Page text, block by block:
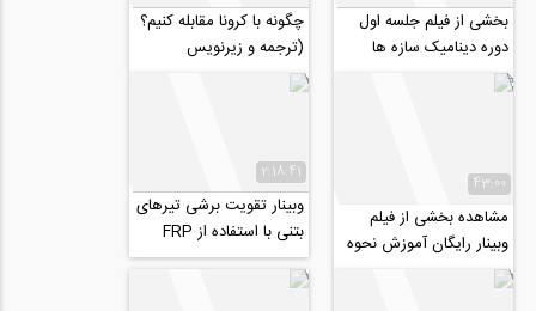
بخشی از فیلم جلسه اول
دوره دینامیک سازه ها
(آمادگی کنکور دکتری
عمران ۹۹)
چگونه با کرونا مقابله کنیم؟
(ترجمه و زیرنویس
اختصاصی موسسه ۸۰۸)
43:00
مشاهده بخشی از فیلم
وبینار رایگان آموزش نحوه
استفاده از فضای آنلاین
برای توسعه...
2:18:41
وبینار تقویت برشی تیرهای
بتنی با استفاده از FRP